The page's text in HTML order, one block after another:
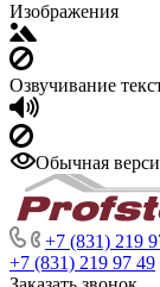
Изображения
Озвучивание
Обычная
+7 (831) 219
+7 (831) 219 97 49